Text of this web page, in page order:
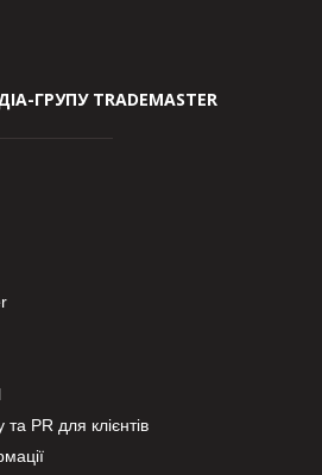
ГРУПУ TRADEMASTER
PR для клієнтів